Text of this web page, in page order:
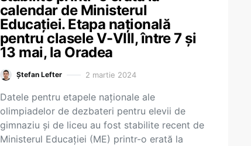
calendar de Ministerul
Educației. Etapa națională
pentru clasele V-VIII, între 7 și
13 mai, la Oradea
Ștefan Lefter 2 martie 2024
Datele pentru etapele naționale ale
olimpiadelor de dezbateri pentru elevii de
gimnaziu și de liceu au fost stabilite recent de
Ministerul Educației (ME) printr-o erată la